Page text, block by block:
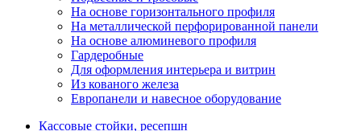
На основе горизонтального профиля
На металлической перфорированной панели
На основе алюминевого профиля
Гардеробные
Для оформления интерьера и витрин
Из кованого железа
Европанели и навесное оборудование
Кассовые стойки, ресепшн